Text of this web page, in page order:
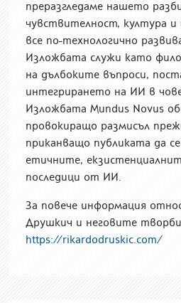
преразгледаме нашето
чувствителност, култура
все по-технологично
Изложбата служи като
на дълбоките въпроси,
интегрирането на ИИ в
Изложбата Mundus Novus
провокиращо размисъл
приканващо публиката да
етичните,
последици от ИИ.
За повече информация
Друшкич и неговите
https://rikardodruskic.com/